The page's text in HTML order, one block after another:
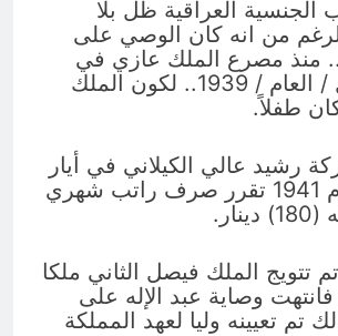
الجنسية العراقية ظل بلا
من انه كان الوصي على
منذ مصرع الملك عازي في
نيسان / أبريل / العام / 1939.. لكون الملك
طفلاً.
رشيد عالي الكيلاني في أيار
/ مايس / العام 1941 تقرر صرف راتب شهري
ـ العام 1953 تم تتويج الملك فيصل الثاني ملكا
وصاية عبد الإله على
تم تعيينه وليا لعهد المملكة